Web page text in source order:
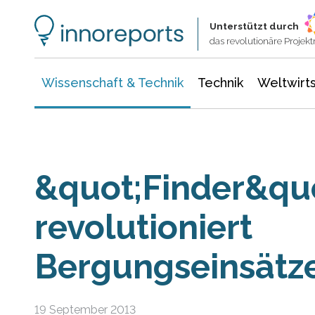
Unterstützt durch
das revolutionäre
Wissenschaft & Technik Technik
revolutioniert
19 September 2013